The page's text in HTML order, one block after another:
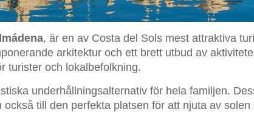
, är en av Costa del Sols mest attraktiva
arkitektur och ett brett utbud av
turister och lokalbefolkning.
underhållningsalternativ för hela familjen.
till den perfekta platsen för att njuta av solen